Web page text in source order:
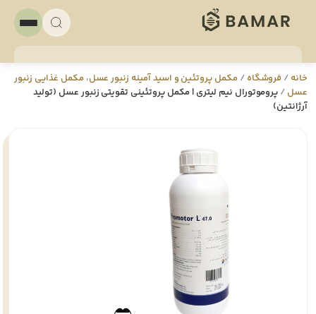
خانه/ فروشگاه/ مکمل پروتئین و اسید آمینه زنبور عسل، مکمل غذایی زنبور
عسل/ پروموتورال نیم لیتری | مکمل پروتئینی تقویتی زنبور عسل (تولید
آرژانتین)